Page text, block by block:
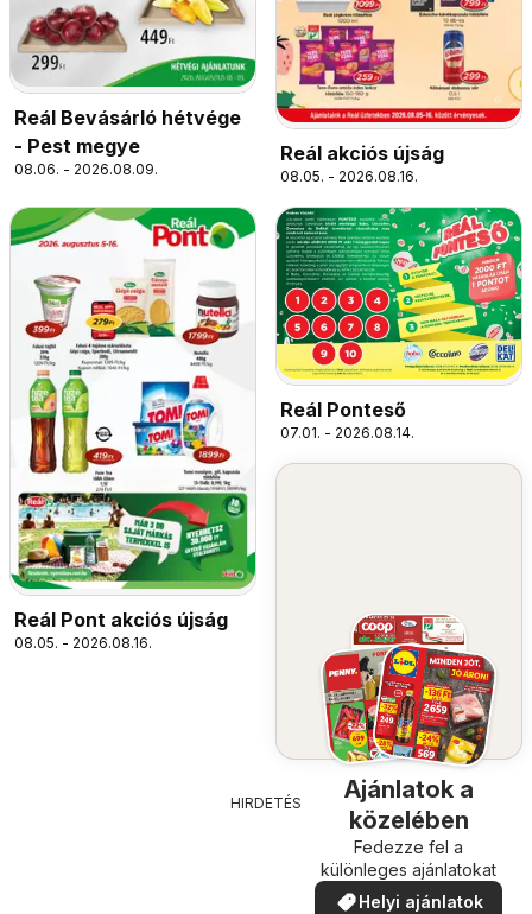
Reál Bevásárló hétvége
- Pest megye
08.06. - 2026.08.09.
Reál akciós újság
08.05. - 2026.08.16.
Reál Pont akciós újság
08.05. - 2026.08.16.
Reál Ponteső
07.01. - 2026.08.14.
Ajánlatok a
közelében
Fedezze fel a
különleges ajánlatokat
Helyi ajánlatok
HIRDETÉS